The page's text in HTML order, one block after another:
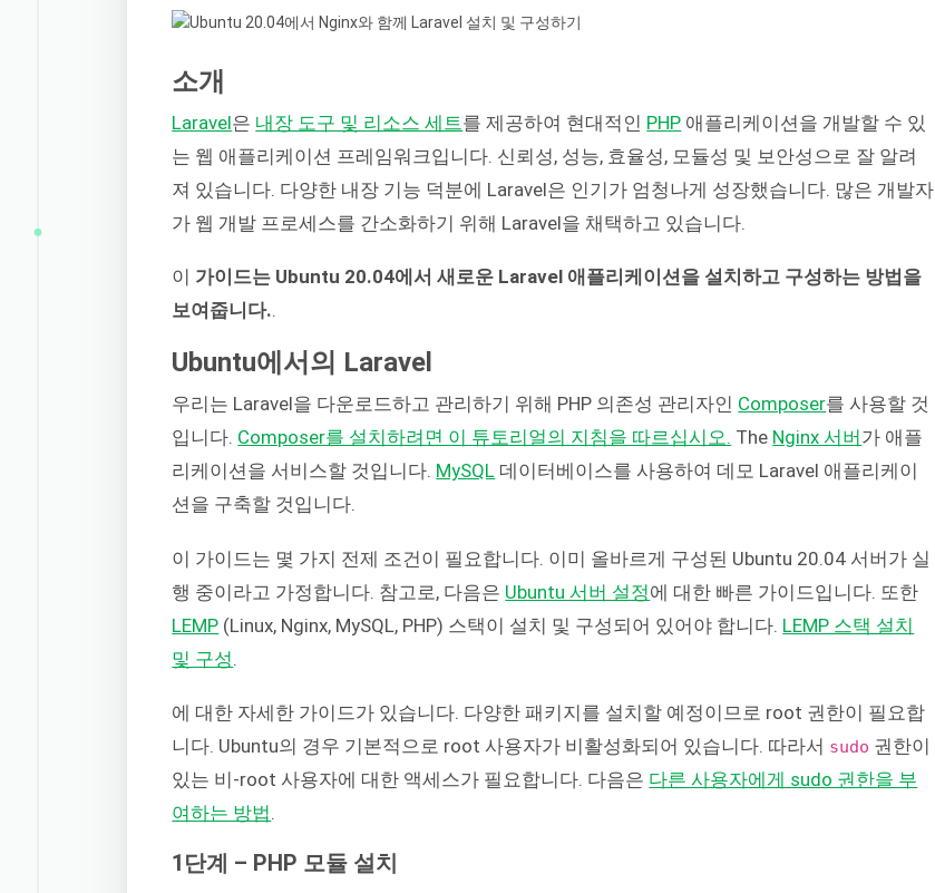
소개
Laravel은 내장 도구 및 리소스 세트 를 제공하여 현대적인 PHP 애플리케이션을 개발할 수 있
는 웹 애플리케이션 프레임워크입니다. 신뢰성, 성능, 효율성, 모듈성 및 보안성으로 잘 알려
져 있습니다. 다양한 내장 기능 덕분에 Laravel은 인기가 엄청나게 성장했습니다. 많은 개발자
가 웹 개발 프로세스를 간소화하기 위해 Laravel을 채택하고 있습니다.
이 가이드는 Ubuntu 20.04에서 새로운 Laravel 애플리케이션을 설치하고 구성하는 방법을
보여줍니다.
Ubuntu에서의 Laravel
우리는 Laravel을 다운로드하고 관리하기 위해 PHP 의존성 관리자인 Composer를 사용할 것
입니다. Composer를 설치하려면 이 튜토리얼의 지침을 따르십시오. The Nginx 서버 가 애플
리케이션을 서비스할 것입니다. MySQL 데이터베이스를 사용하여 데모 Laravel 애플리케이
션을 구축할 것입니다.
이 가이드는 몇 가지 전제 조건이 필요합니다. 이미 올바르게 구성된 Ubuntu 20.04 서버가 실
행 중이라고 가정합니다. 참고로, 다음은 Ubuntu 서버 설정에 대한 빠른 가이드입니다. 또한
LEMP (Linux, Nginx, MySQL, PHP) 스택이 설치 및 구성되어 있어야 합니다. LEMP 스택 설치
및 구성
에 대한 자세한 가이드가 있습니다. 다양한 패키지를 설치할 예정이므로 root 권한이 필요합
니다. Ubuntu의 경우 기본적으로 root 사용자가 비활성화되어 있습니다. 따라서 sudo 권한이
있는 비-root 사용자에 대한 액세스가 필요합니다. 다음은 다른 사용자에게 sudo 권한을 부
여하는 방법.
1단계 – PHP 모듈 설치